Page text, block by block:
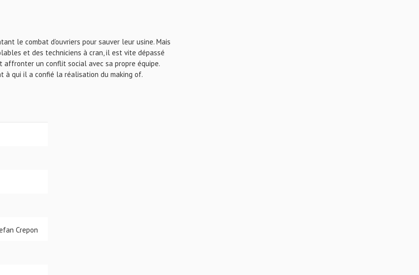
le combat d’ouvriers pour sauver leur usine. Mais
et des techniciens à cran, il est vite dépassé
affronter un conflit social avec sa propre équipe.
qui il a confié la réalisation du making of.
Crepon